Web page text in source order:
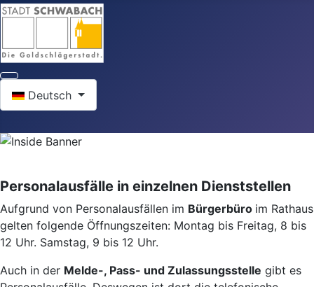
Deutsch
Personalausfälle in einzelnen Dienststellen
Aufgrund von Personalausfällen im Bürgerbüro im Rathaus
gelten folgende Öffnungszeiten: Montag bis Freitag, 8 bis
12 Uhr. Samstag, 9 bis 12 Uhr.
Auch in der Melde-, Pass- und Zulassungsstelle gibt es